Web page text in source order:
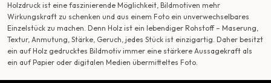
Holzdruck ist eine faszinierende Möglichkeit, Bildmotiven mehr
Wirkungskraft zu schenken und aus einem Foto ein unverwechselbares
Einzelstück zu machen. Denn Holz ist ein lebendiger Rohstoff – Maserung,
Textur, Anmutung, Stärke, Geruch, jedes Stück ist einzigartig. Daher besitzt
ein auf Holz gedrucktes Bildmotiv immer eine stärkere Aussagekraft als
ein auf Papier oder digitalen Medien übermitteltes Foto.